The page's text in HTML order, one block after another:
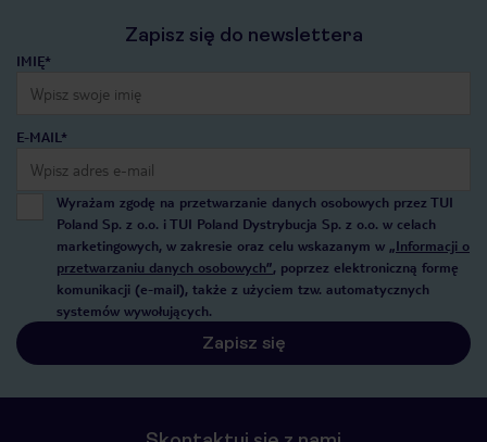
Zapisz się do newslettera
IMIĘ*
E-MAIL*
Wyrażam zgodę na przetwarzanie danych osobowych przez TUI
Poland Sp. z o.o. i TUI Poland Dystrybucja Sp. z o.o. w celach
marketingowych, w zakresie oraz celu wskazanym w „Informacji o
przetwarzaniu danych osobowych”, poprzez elektroniczną formę
komunikacji (e-mail), także z użyciem tzw. automatycznych
systemów wywołujących.
Zapisz się